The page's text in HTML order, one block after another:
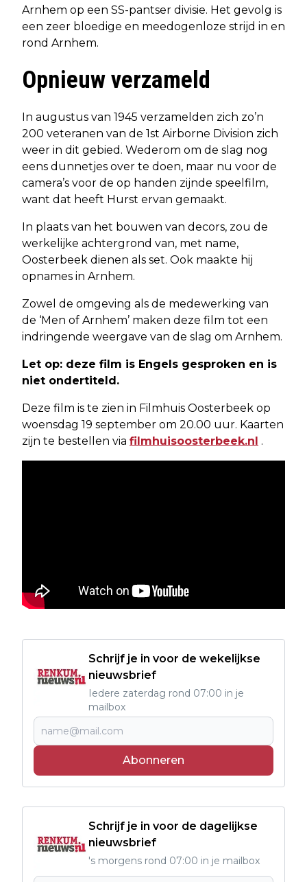
Arnhem op een SS-pantser divisie. Het gevolg is
een zeer bloedige en meedogenloze strijd in en
rond Arnhem.
Opnieuw verzameld
In augustus van 1945 verzamelden zich zo’n
200 veteranen van de 1st Airborne Division zich
weer in dit gebied. Wederom om de slag nog
eens dunnetjes over te doen, maar nu voor de
camera’s voor de op handen zijnde speelfilm,
want dat heeft Hurst ervan gemaakt.
In plaats van het bouwen van decors, zou de
werkelijke achtergrond van, met name,
Oosterbeek dienen als set. Ook maakte hij
opnames in Arnhem.
Zowel de omgeving als de medewerking van
de ‘Men of Arnhem’ maken deze film tot een
indringende weergave van de slag om Arnhem.
Let op: deze film is Engels gesproken en is
niet ondertiteld.
Deze film is te zien in Filmhuis Oosterbeek op
woensdag 19 september om 20.00 uur. Kaarten
zijn te bestellen via filmhuisoosterbeek.nl .
Schrijf je in voor de wekelijkse
nieuwsbrief
Iedere zaterdag rond 07:00 in je
mailbox
Abonneren
Schrijf je in voor de dagelijkse
nieuwsbrief
's morgens rond 07:00 in je mailbox